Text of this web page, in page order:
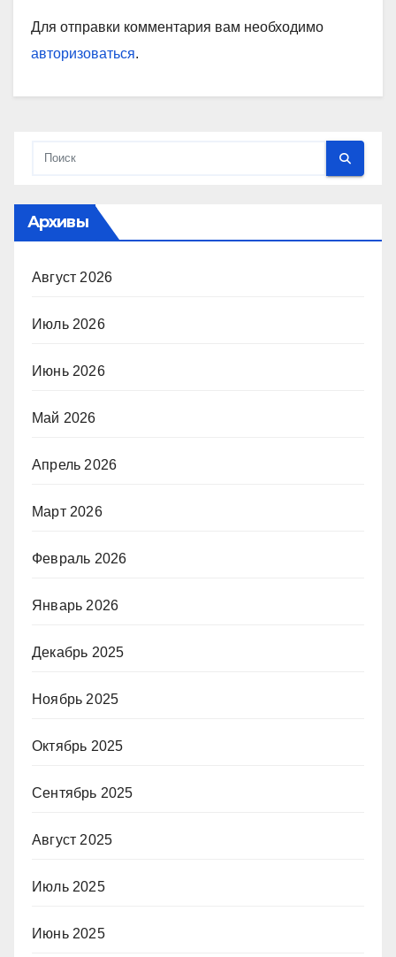
Для отправки комментария вам необходимо
авторизоваться.
Архивы
Август 2026
Июль 2026
Июнь 2026
Май 2026
Апрель 2026
Март 2026
Февраль 2026
Январь 2026
Декабрь 2025
Ноябрь 2025
Октябрь 2025
Сентябрь 2025
Август 2025
Июль 2025
Июнь 2025